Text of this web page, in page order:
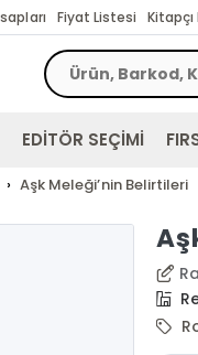
Fiyat Listesi
EDİTÖR SEÇİMİ
Aşk Meleği’nin Belirtileri